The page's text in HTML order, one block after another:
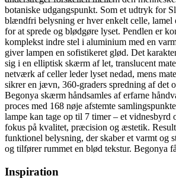
botaniske udgangspunkt. Som et udtryk for
blændfri belysning er hver enkelt celle,
for at sprede og blødgøre lyset. Pendlen er
komplekst indre stel i aluminium med en
giver lampen en sofistikeret glød. Det
sig i en elliptisk skærm af let, translucent
netværk af celler leder lyset nedad, mens
sikrer en jævn, 360-graders spredning af det
Begonya skærm håndsamles af erfarne
proces med 168 nøje afstemte
lampe kan tage op til 7 timer – et vidnesbyrd
fokus på kvalitet, præcision og æstetik.
funktionel belysning, der skaber et varmt og
og tilfører rummet en blød tekstur. Begonya
Inspiration